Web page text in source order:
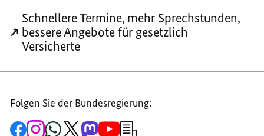
ARZTTERMINE
-
-
BESSERE
-
Schnellere Termine, mehr Sprechstunden,
bessere Angebote für gesetzlich
Versicherte
Folgen Sie der Bundesregierung:
Zur ZumZum ZumZum Zum